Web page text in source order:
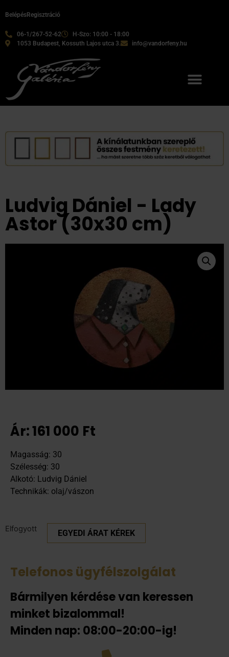
06-1/267-52-62
H-Szo: 10:00 - 18:00
1053 Budapest, Kossuth Lajos utca 3.
info@vandorfeny.hu
BelépésRegisztráció
Ludvig Dániel - Lady
Astor (30x30 cm)
Ár:161 000 Ft
Magasság: 30
Szélesség: 30
Alkotó: Ludvig Dániel
Technikák: olaj/vászon
Elfogyott EGYEDI ÁRAT KÉREK
Telefonos ügyfélszolgálat
Bármilyen kérdése van keressen
minket bizalommal!
Minden nap: 08:00-20:00-ig!